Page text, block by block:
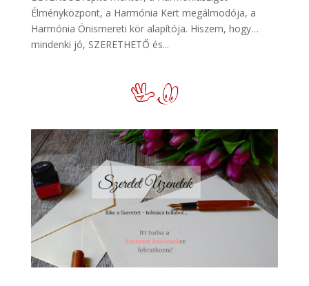
Élményközpont, a Harmónia Kert megálmodója, a
Harmónia Önismereti kör alapítója. Hiszem, hogy…
mindenki jó, SZERETHETŐ és...